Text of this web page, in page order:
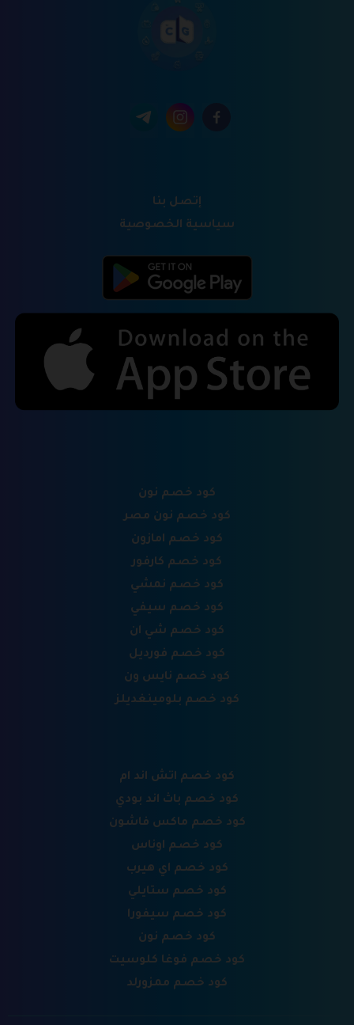
إتصل بنا
سياسية الخصوصية
كود خصم نون
كود خصم نون مصر
كود خصم امازون
كود خصم كارفور
كود خصم نمشي
كود خصم سيفي
كود خصم شي ان
كود خصم فورديل
كود خصم نايس ون
كود خصم بلومينغديلز
كود خصم اتش اند ام
كود خصم باث اند بودي
كود خصم ماكس فاشون
كود خصم اوناس
كود خصم اي هيرب
كود خصم ستايلي
كود خصم سيفورا
كود خصم نون
كود خصم فوغا كلوسيت
كود خصم ممزورلد